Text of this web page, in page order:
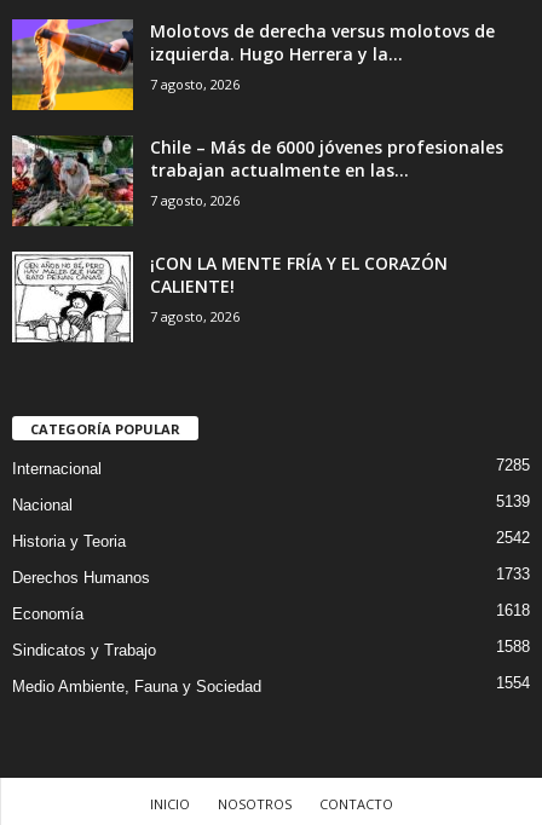
Molotovs de derecha versus molotovs de
izquierda. Hugo Herrera y la...
7 agosto, 2026
Chile – Más de 6000 jóvenes profesionales
trabajan actualmente en las...
7 agosto, 2026
¡CON LA MENTE FRÍA Y EL CORAZÓN
CALIENTE!
7 agosto, 2026
CATEGORÍA POPULAR
Internacional 7285
Nacional 5139
Historia y Teoria 2542
Derechos Humanos 1733
Economía 1618
Sindicatos y Trabajo 1588
Medio Ambiente, Fauna y Sociedad 1554
INICIO NOSOTROS CONTACTO